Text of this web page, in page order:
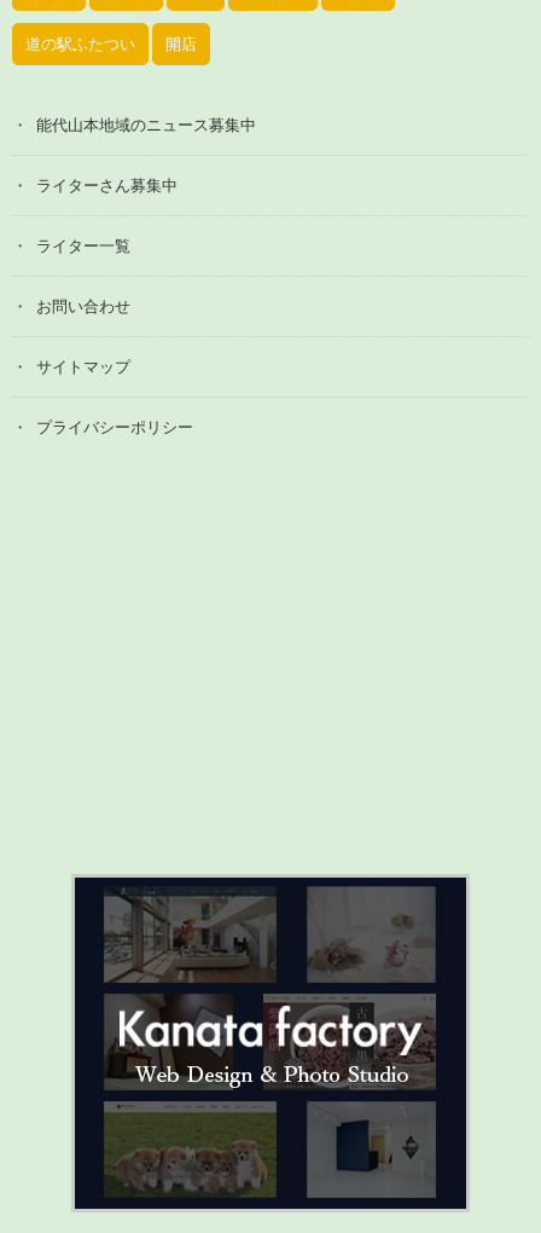
道の駅ふたつい 開店
能代山本地域のニュース募集中
ライターさん募集中
ライター一覧
お問い合わせ
サイトマップ
プライバシーポリシー